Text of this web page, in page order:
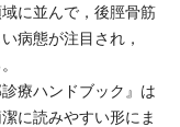
に並んで，後脛骨筋
病態が注目され，
療ハンドブック』は
に読みやすい形にま